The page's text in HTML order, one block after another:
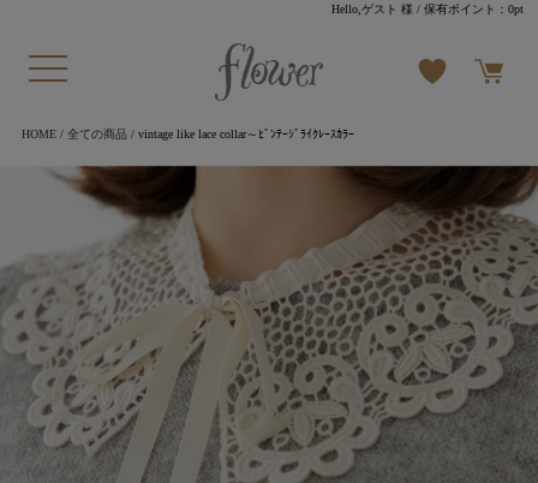
Hello,ゲスト 様 / 保有ポイント：0pt
HOME/ 全ての商品/ vintage like lace collar～ﾋﾞﾝﾃｰｼﾞﾗｲｸﾚｰｽｶﾗｰ